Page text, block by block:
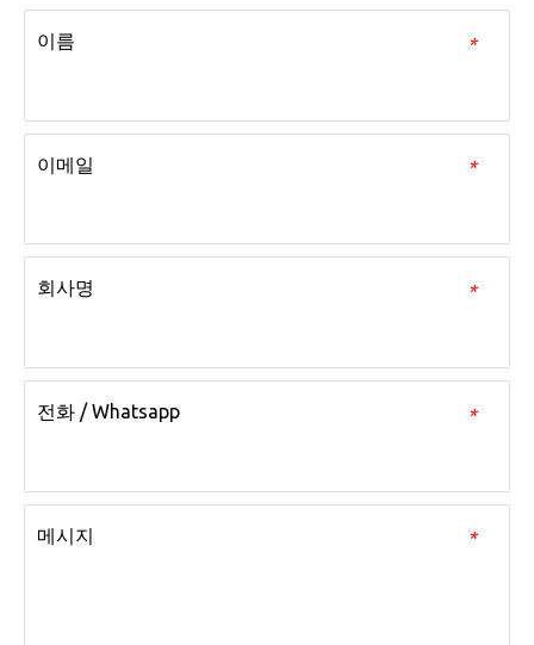
*
이름
*
이메일
*
회사명
*
전화 / Whatsapp
*
메시지